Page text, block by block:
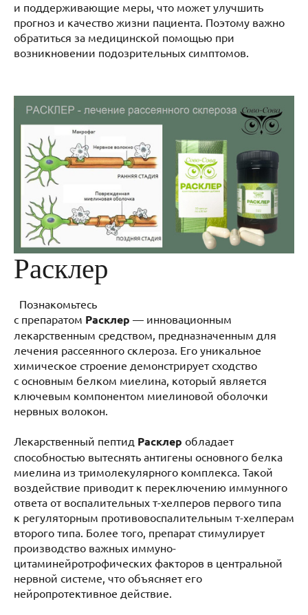
и поддерживающие меры, что может улучшить
прогноз и качество жизни пациента. Поэтому важно
обратиться за медицинской помощью при
возникновении подозрительных симптомов.
Расклер
Познакомьтесь
с препаратом Расклер — инновационным
лекарственным средством, предназначенным для
лечения рассеянного склероза. Его уникальное
химическое строение демонстрирует сходство
с основным белком миелина, который является
ключевым компонентом миелиновой оболочки
нервных волокон.
Лекарственный пептид Расклер обладает
способностью вытеснять антигены основного белка
миелина из тримолекулярного комплекса. Такой
воздействие приводит к переключению иммунного
ответа от воспалительных т-хелперов первого типа
к регуляторным противовоспалительным т-хелперам
второго типа. Более того, препарат стимулирует
производство важных иммуно-
цитаминейротрофических факторов в центральной
нервной системе, что объясняет его
нейропротективное действие.